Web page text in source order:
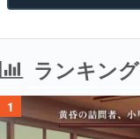
ランキング
1